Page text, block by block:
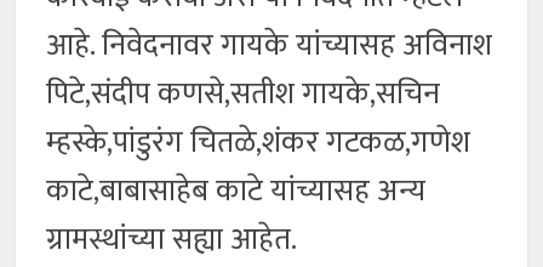
आहे. निवेदनावर गायके यांच्यासह अविनाश
पिटे,संदीप कणसे,सतीश गायके,सचिन
म्हस्के,पांडुरंग चितळे,शंकर गटकळ,गणेश
काटे,बाबासाहेब काटे यांच्यासह अन्य
ग्रामस्थांच्या सह्या आहेत.